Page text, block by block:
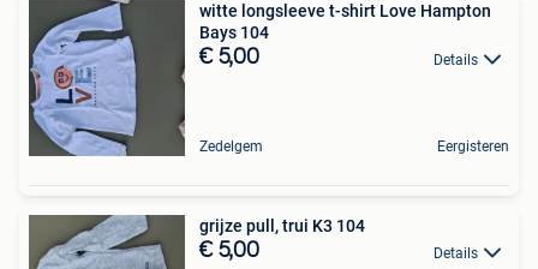
witte longsleeve t-shirt Love Hampton
Bays 104
€ 5,00 Details
Zedelgem Eergisteren
grijze pull, trui K3 104
€ 5,00 Details